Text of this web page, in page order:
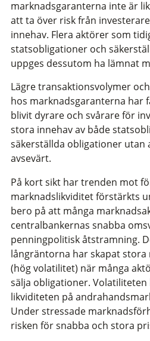
marknadsgaranterna inte är
att ta över risk från
innehav. Flera aktörer som
statsobligationer och
uppges dessutom ha lämnat
Lägre transaktionsvolymer
hos marknadsgaranterna har
blivit dyrare och svårare för
stora innehav av både
säkerställda obligationer utan
avsevärt.
På kort sikt har trenden mot
marknadslikviditet förstärkts
bero på att många
centralbankernas snabba
penningpolitisk åtstramning.
långräntorna har skapat
(hög volatilitet) när många
sälja obligationer.
likviditeten på
Under stressade
risken för snabba och stora